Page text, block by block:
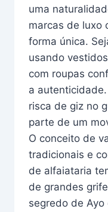
uma
marcas de luxo
forma única.
usando
com roupas
a
risca de giz no
parte de um
O conceito de
tradicionais e
de alfaiataria
de grandes
segredo de